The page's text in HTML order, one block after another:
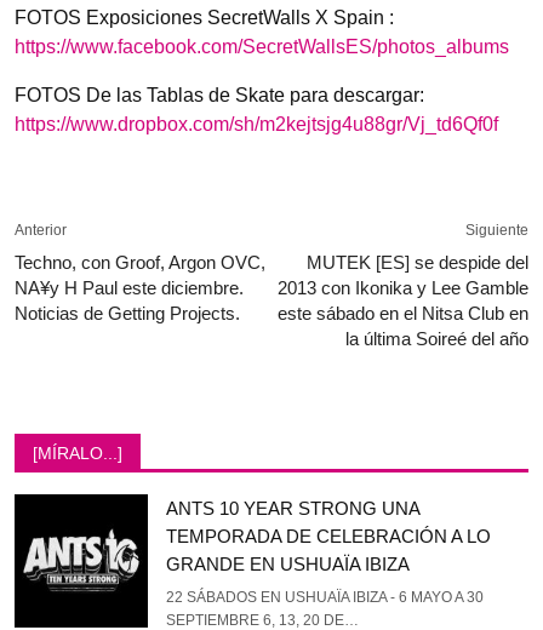
FOTOS Exposiciones SecretWalls X Spain :
https://www.facebook.com/SecretWallsES/photos_albums
FOTOS De las Tablas de Skate para descargar:
https://www.dropbox.com/sh/m2kejtsjg4u88gr/Vj_td6Qf0f
Anterior
Techno, con Groof, Argon OVC,
NA¥y H Paul este diciembre.
Noticias de Getting Projects.
Siguiente
MUTEK [ES] se despide del
2013 con Ikonika y Lee Gamble
este sábado en el Nitsa Club en
la última Soireé del año
[MÍRALO...]
ANTS 10 YEAR STRONG UNA
TEMPORADA DE CELEBRACIÓN A LO
GRANDE EN USHUAÏA IBIZA
22 SÁBADOS EN USHUAÏA IBIZA - 6 MAYO A 30
SEPTIEMBRE 6, 13, 20 DE…